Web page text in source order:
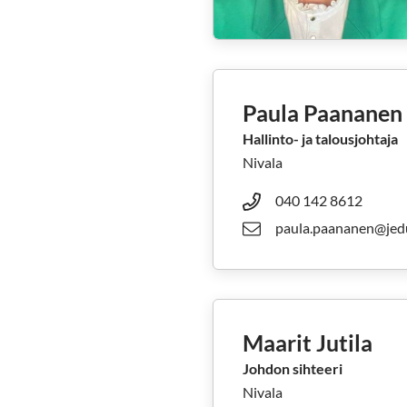
Paula Paananen
Hallinto- ja talousjohtaja
Nivala
040 142 8612
Maarit Jutila
Johdon sihteeri
Nivala